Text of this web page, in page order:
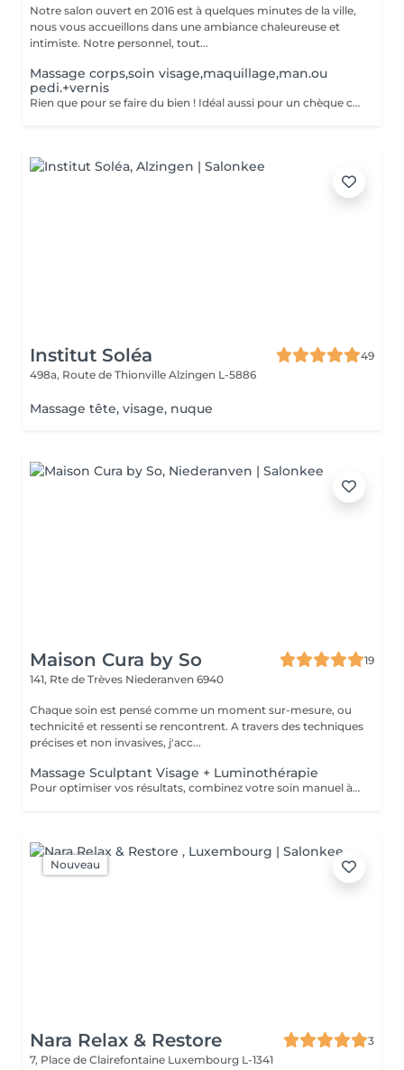
Notre salon ouvert en 2016 est à quelques minutes de la ville,
nous vous accueillons dans une ambiance chaleureuse et
intimiste. Notre personnel, tout...
Massage corps,soin visage,maquillage,man.ou
pedi.+vernis
Rien que pour se faire du bien ! Idéal aussi pour un chèque cadeau. Vous aurez la détente d'un massage relaxant, un soin visage + maquillage, et une manucure ou pédicure avec vernis classique.
Institut Soléa
49
498a, Route de Thionville Alzingen L-5886
Massage tête, visage, nuque
Maison Cura by So
19
141, Rte de Trèves Niederanven 6940
Chaque soin est pensé comme un moment sur-mesure, ou
technicité et ressenti se rencontrent. A travers des techniques
précises et non invasives, j'acc...
Massage Sculptant Visage + Luminothérapie
Pour optimiser vos résultats, combinez votre soin manuel à la luminothérapie. Les LED rouges stimuleront élastine et collagène et auront un effet apaisant immédiat grâce à leur action anti inflammatoire.
Nouveau
Nara Relax & Restore
3
7, Place de Clairefontaine Luxembourg L-1341